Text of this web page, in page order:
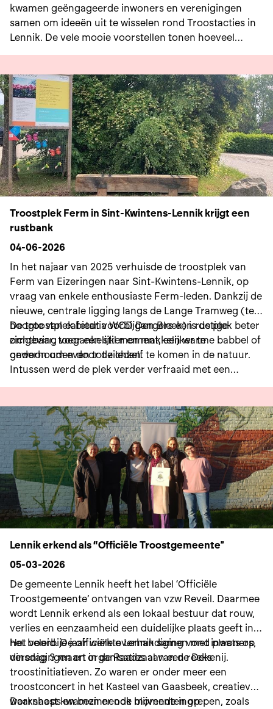
kwamen geëngageerde inwoners en verenigingen
samen om ideeën uit te wisselen rond Troostacties in
Lennik. De vele mooie voorstellen tonen hoeveel
warmte en verbondenheid er leeft in onze gemeente.
deze ideeën naar voren: een troostwandeling
voorleesmomenten rond troost en rouw in WCD Den
Bleek en de bibliotheek een troostdeken voor Prins op
de Markt een troostconcert op of rond 1 november op
één van de begraafplaatsen bloemstukjes maken voor
lege graven een info- of gespreksavond met een
inspirerende spreker Cultuur aan Huis in oktober
rond het thema rouw en troost activiteiten voor
jongeren rond rouw en troost in Overkop Lennik en
nog veel meer… Wil jij mee nadenken, organiseren of
zelf een Troostactie op poten zetten? Dan ben je van
harte welkom op onze volgende bijeenkomst:
19 uur Ook als jouw idee niet in bovenstaande lijst
staat, horen we het graag. Samen maken we van
Lennik een plek waar er ruimte is voor verdriet,
herinnering en verbinding.
Troostplek Ferm in Sint-Kwintens-Lennik krijgt een
rustbank
04-06-2026
In het najaar van 2025 verhuisde de troostplek van
Ferm van Eizeringen naar Sint-Kwintens-Lennik, op
vraag van enkele enthousiaste Ferm-leden. Dankzij de
nieuwe, centrale ligging langs de Lange Tramweg (ter
hoogte van cafetaria WCD Den Bleek) is de plek beter
zichtbaar, toegankelijker en makkelijker te
onderhouden door de leden.
De troostplek biedt voorbijgangers een rustige
omgeving voor een stil moment, een warme babbel of
gewoon om even tot zichzelf te komen in de natuur.
Intussen werd de plek verder verfraaid met een
rustbank, zodat bezoekers er ook comfortabel
Lennik erkend als “Officiële Troostgemeente"
05-03-2026
De gemeente Lennik heeft het label ‘Officiële
Troostgemeente’ ontvangen van vzw Reveil. Daarmee
wordt Lennik erkend als een lokaal bestuur dat rouw,
verlies en eenzaamheid een duidelijke plaats geeft in
het beleid. De officiële overhandiging vond plaats op
dinsdag 3 maart in de Raadzaal van de Dekenij.
Het voorbije jaar werkte Lennik samen met inwoners,
verenigingen en organisaties aan een reeks
troostinitiatieven. Zo waren er onder meer een
troostconcert in het Kasteel van Gaasbeek, creatieve
workshops en bezinnende momenten op
Daarnaast kwamen er ook blijvende ingrepen, zoals